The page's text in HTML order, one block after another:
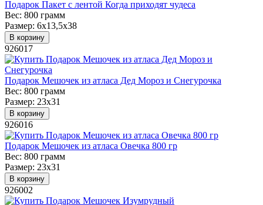
Подарок Пакет с лентой Когда приходят чудеса
Вес: 800 грамм
Размер: 6х13,5х38
В корзину
926017
Подарок Мешочек из атласа Дед Мороз и Снегурочка
Вес: 800 грамм
Размер: 23х31
В корзину
926016
Подарок Мешочек из атласа Овечка 800 гр
Вес: 800 грамм
Размер: 23х31
В корзину
926002